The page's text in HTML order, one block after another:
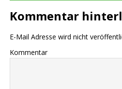
Kommentar
E-Mail Adresse wird nicht
Kommentar